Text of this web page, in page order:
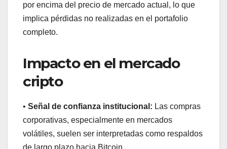
por encima del precio de mercado actual, lo que
implica pérdidas no realizadas en el portafolio
completo.
Impacto en el mercado
cripto
• Señal de confianza institucional: Las compras
corporativas, especialmente en mercados
volátiles, suelen ser interpretadas como respaldos
de largo plazo hacia Bitcoin.